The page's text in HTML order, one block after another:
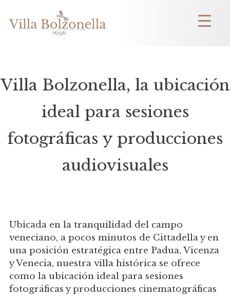
Villa Bolzonella, la ubicación
ideal para sesiones
fotográficas y producciones
audiovisuales
Ubicada en la tranquilidad del campo
veneciano, a pocos minutos de Cittadella y en
una posición estratégica entre Padua, Vicenza
y Venecia, nuestra villa histórica se ofrece
como la ubicación ideal para sesiones
fotográficas y producciones cinematográficas